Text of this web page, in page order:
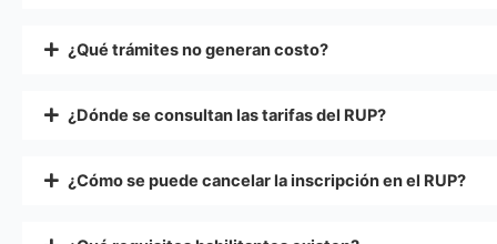
¿Qué trámites no generan costo?
¿Dónde se consultan las tarifas del RUP?
¿Cómo se puede cancelar la inscripción en el RUP?